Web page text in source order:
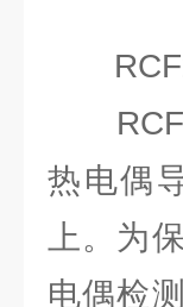
RCF2/
RCF2/
热电偶
上。为
电偶检